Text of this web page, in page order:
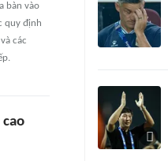
bàn vào
quy định
các